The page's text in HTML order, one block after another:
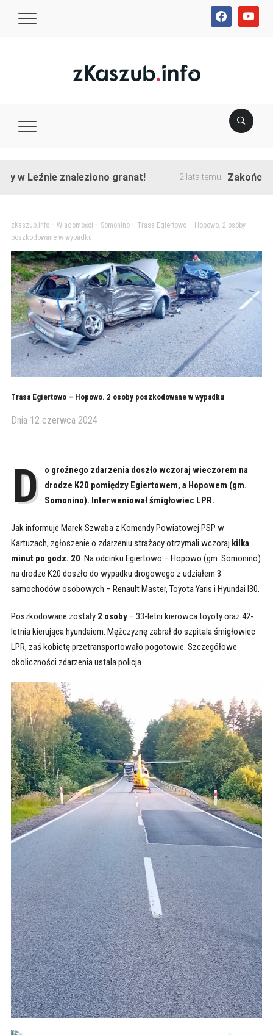
facebookyoutube
znaleziono granat! 2 lata temu Zakończono
zKaszub.info> Wiadomości Somonino> Trasa Egiertowo – Hopowo. 2 osoby
poszkodowane w wypadku
Trasa Egiertowo – Hopowo. 2 osoby poszkodowane w wypadku
Dnia 12 czerwca 2024
D
o groźnego zdarzenia doszło wczoraj wieczorem na
drodze K20 pomiędzy Egiertowem, a Hopowem (gm.
Somonino). Interweniował śmigłowiec LPR.
Jak informuje Marek Szwaba z Komendy Powiatowej PSP w
Kartuzach, zgłoszenie o zdarzeniu strażacy otrzymali wczoraj kilka
minut po godz. 20. Na odcinku Egiertowo – Hopowo (gm. Somonino)
na drodze K20 doszło do wypadku drogowego z udziałem 3
samochodów osobowych – Renault Master, Toyota Yaris i Hyundai I30.
Poszkodowane zostały2 osoby– 33-letni kierowca toyoty oraz 42-
letnia kierująca hyundaiem. Mężczyznę zabrał do szpitala śmigłowiec
LPR, zaś kobietę przetransportowało pogotowie. Szczegółowe
okoliczności zdarzenia ustala policja.